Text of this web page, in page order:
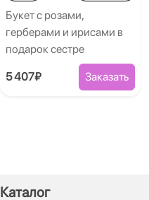
Букет с розами,
герберами и ирисами в
подарок сестре
5 407₽ Заказать
Каталог